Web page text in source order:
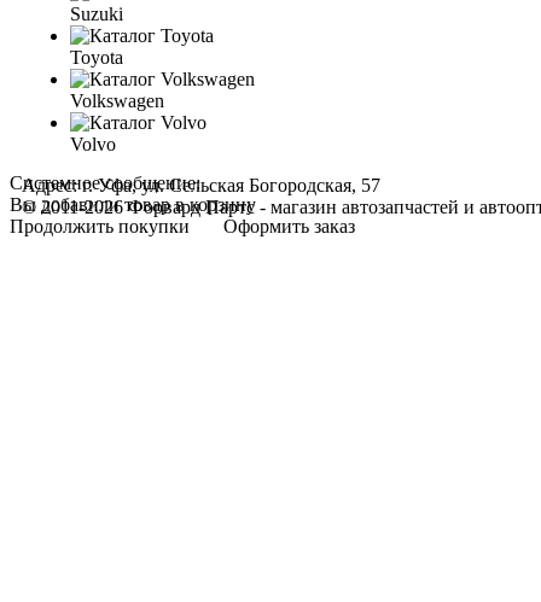
Suzuki
Toyota
Volkswagen
Volvo
Адрес: г. Уфа, ул. Сельская Богородская, 57
© 2011-2026 Форвард Партс - магазин автозапчастей и
Системное сообщение:
Вы добавили товар в корзину
Продолжить покупки
Оформить заказ